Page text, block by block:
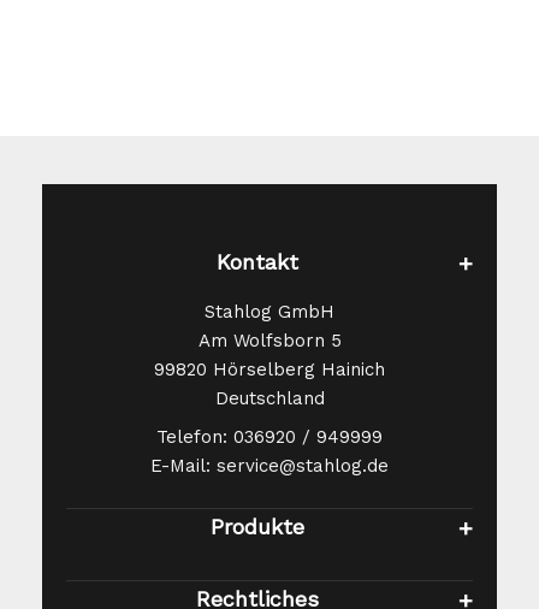
Kontakt
Stahlog GmbH
Am Wolfsborn 5
99820 Hörselberg Hainich
Deutschland
Telefon: 036920 / 949999
E-Mail: service@stahlog.de
Produkte
Rechtliches